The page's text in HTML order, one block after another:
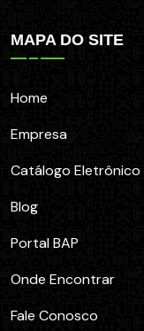
MAPA DO SITE
Home
Empresa
Catálogo Eletrônico
Blog
Portal BAP
Onde Encontrar
Fale Conosco